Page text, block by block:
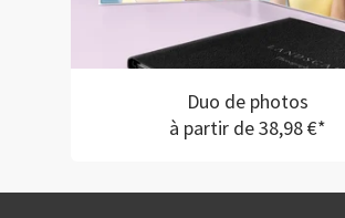
Duo de photos
à partir de 38,98 €*